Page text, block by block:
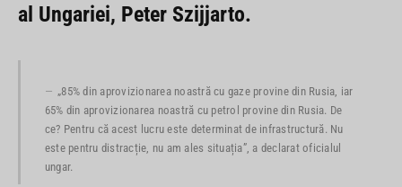
al Ungariei, Peter Szijjarto.
„85% din aprovizionarea noastră cu gaze provine din Rusia, iar
65% din aprovizionarea noastră cu petrol provine din Rusia. De
ce? Pentru că acest lucru este determinat de infrastructură. Nu
este pentru distracție, nu am ales situația”, a declarat oficialul
ungar.